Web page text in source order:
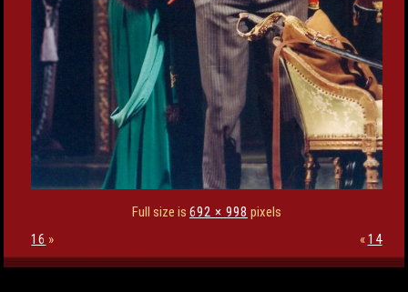
Full size is 692 × 998 pixels
16 » «14